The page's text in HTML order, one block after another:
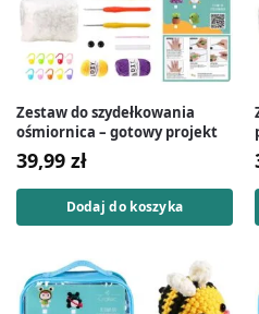
Zestaw do szydełkowania
ośmiornica – gotowy projekt
39,99 zł
Dodaj do koszyka